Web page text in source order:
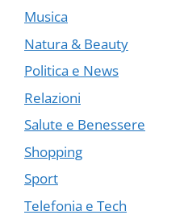
Musica
Natura & Beauty
Politica e News
Relazioni
Salute e Benessere
Shopping
Sport
Telefonia e Tech